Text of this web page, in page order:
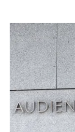
Caso Koldo